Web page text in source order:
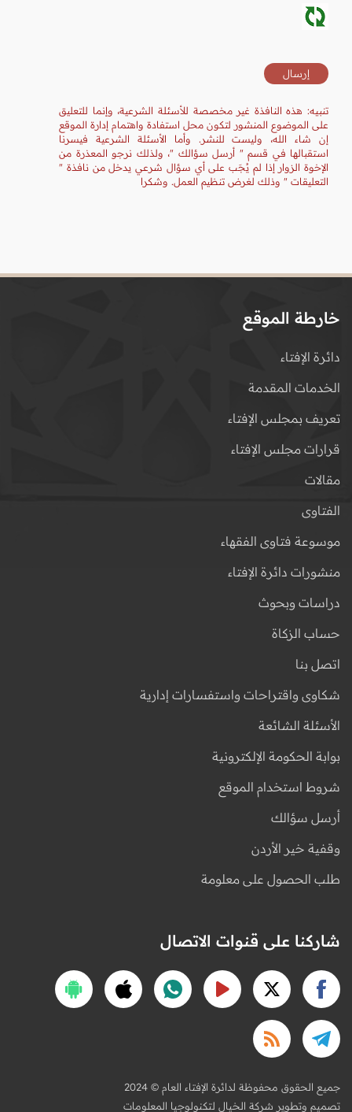
تنبيه: هذه النافذة غير مخصصة للأسئلة الشرعية، وإنما للتعليق
على الموضوع المنشور لتكون محل استفادة واهتمام إدارة الموقع
إن شاء الله، وليست للنشر. وأما الأسئلة الشرعية فيسرنا
استقبالها في قسم " أرسل سؤالك "، ولذلك نرجو المعذرة من
الإخوة الزوار إذا لم يُجَب على أي سؤال شرعي يدخل من نافذة "
التعليقات " وذلك لغرض تنظيم العمل. وشكرا
خارطة الموقع
دائرة الإفتاء
الخدمات المقدمة
تعريف بمجلس الإفتاء
قرارات مجلس الإفتاء
مقالات
الفتاوى
موسوعة فتاوى الفقهاء
منشورات دائرة الإفتاء
دراسات وبحوث
حساب الزكاة
اتصل بنا
شكاوى واقتراحات واستفسارات إدارية
الأسئلة الشائعة
بوابة الحكومة الإلكترونية
شروط استخدام الموقع
أرسل سؤالك
وقفية خير الأردن
طلب الحصول على معلومة
شاركنا على قنوات الاتصال
2024 © جميع الحقوق محفوظة لدائرة الإفتاء العام
تصميم وتطوير شركة الخيال لتكنولوجيا المعلومات